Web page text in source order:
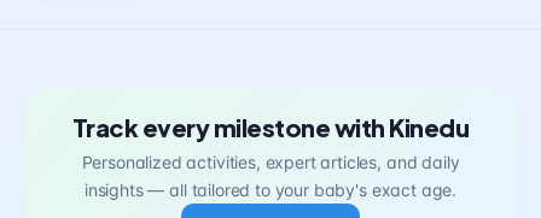
Track every milestone with Kinedu
Personalized activities, expert articles, and daily
insights — all tailored to your baby's exact age.